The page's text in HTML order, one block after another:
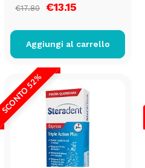
€17.80 €13.15
Aggiungi al carrello
SCONTO 52%